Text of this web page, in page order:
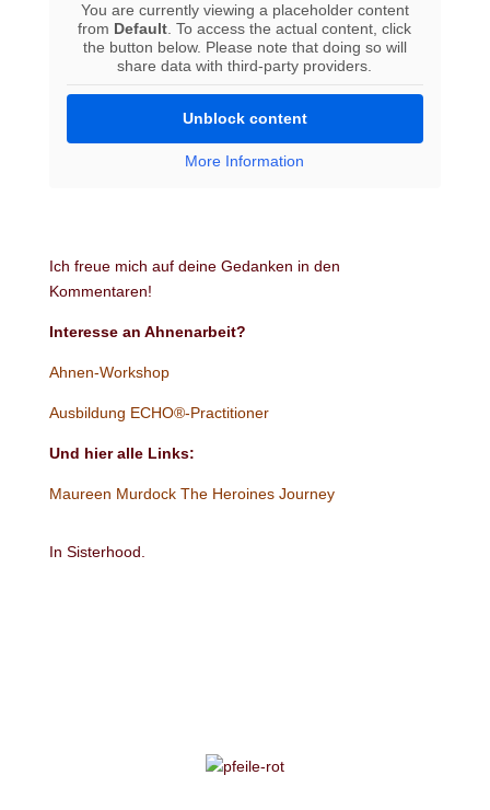
You are currently viewing a placeholder content
from Default . To access the actual content, click
the button below. Please note that doing so will
share data with third-party providers.
Unblock content
More Information
Ich freue mich auf deine Gedanken in den
Kommentaren!
Interesse an Ahnenarbeit?
Ahnen-Workshop
Ausbildung ECHO®-Practitioner
Und hier alle Links:
Maureen Murdock The Heroines Journey
In Sisterhood.